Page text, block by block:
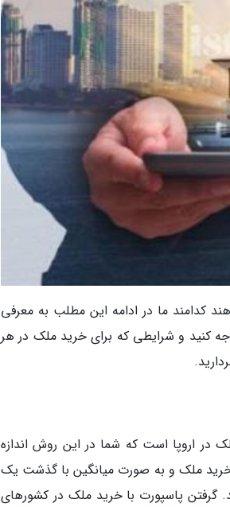
کدامند ما در ادامه این مطلب به معرفی
کنید و شرایطی که برای خرید ملک در هر
در اروپا است که شما در این روش اندازه
خرید ملک و به صورت میانگین با گذشت یک
گرفتن پاسپورت با خرید ملک در کشورهای